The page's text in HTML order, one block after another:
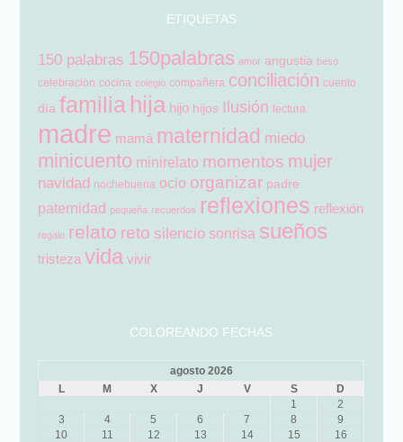
ETIQUETAS
150 palabras 150palabras amor angustia beso
celebración cocina colegio compañera conciliación cuento
día familia hija hijo hijos Ilusión lectura
madre mamá maternidad miedo
minicuento minirelato momentos mujer
navidad nochebuena ocio organizar padre
paternidad pequeña recuerdos reflexiones reflexión
regalo relato reto silencio sonrisa sueños
tristeza vida vivir
COLOREANDO FECHAS
agosto 2026
L
M X J V S D
1
2
3
4 5 6 7 8
9
10
11 12 13 14 15
16